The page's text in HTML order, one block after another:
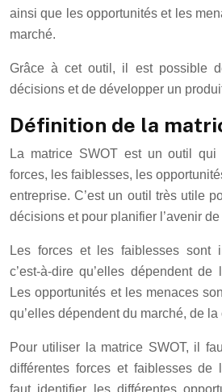
ainsi que les opportunités et les
marché.
Grâce à cet outil, il est possible
décisions et de développer un
Définition de la
La matrice SWOT est un outil qui
forces, les faiblesses, les
entreprise. C’est un outil très utile
décisions et pour planifier l’avenir de
Les forces et les faiblesses sont
c’est-à-dire qu’elles dépendent de
Les opportunités et les menaces
qu’elles dépendent du marché, de
Pour utiliser la matrice SWOT, il
différentes forces et faiblesses de
faut identifier les différentes